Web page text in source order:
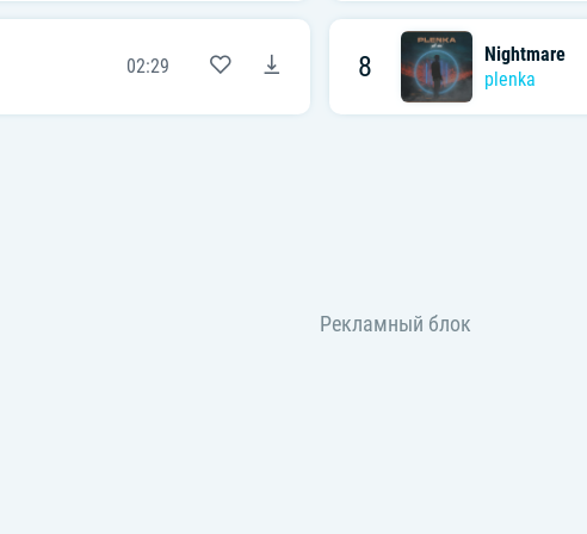
02:29 8
Nightmare
plenka